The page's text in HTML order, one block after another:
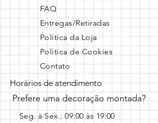
FAQ
Entregas/Retiradas
Política da Loja
Política de Cookies
Contato
Horários de atendimento
Prefere uma decoração montada?
Seg. à Sex.: 09:00 às 19:00 ​